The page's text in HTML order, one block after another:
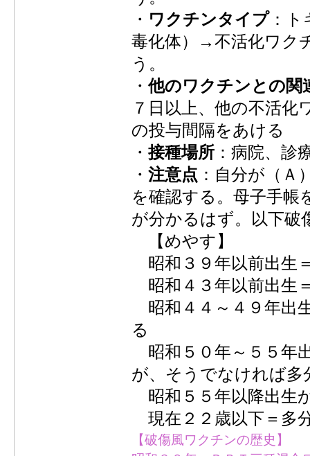
・ ワクチンタイプ：ト
毒化体）→不活化ワク
う。
・他のワクチンとの関
７日以上、他の不活化
の投与間隔をあける
・接種場所 ：病院、診
・ 注意点 ：自分が（Ａ
を確認する。母子手帳
が分かるはず。以下破
【めやす】
昭和３９年以前出生
昭和４３年以前出生
昭和４４～４９年出
る
昭和５０年～５５年
が、そうでなければ多
昭和５５年以降出生
現在２２歳以下＝多
【破傷風ワクチンの歴史】